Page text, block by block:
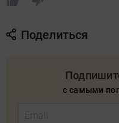
Поделиться
с самыми